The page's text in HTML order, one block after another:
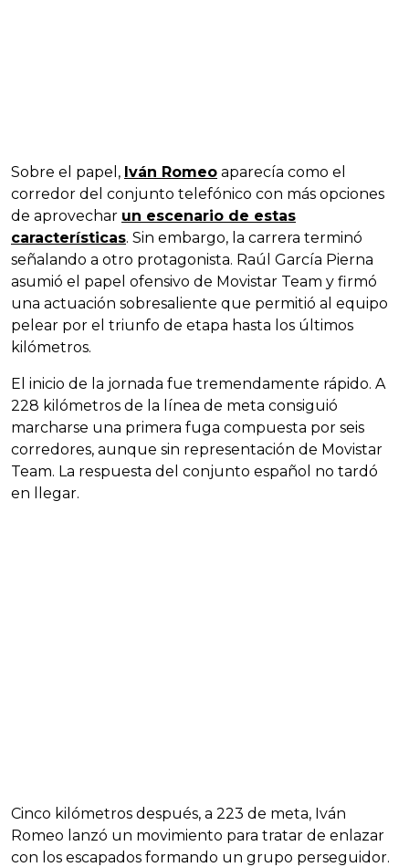
Sobre el papel, Iván Romeo aparecía como el
corredor del conjunto telefónico con más opciones
de aprovechar un escenario de estas
características. Sin embargo, la carrera terminó
señalando a otro protagonista. Raúl García Pierna
asumió el papel ofensivo de Movistar Team y firmó
una actuación sobresaliente que permitió al equipo
pelear por el triunfo de etapa hasta los últimos
kilómetros.
El inicio de la jornada fue tremendamente rápido. A
228 kilómetros de la línea de meta consiguió
marcharse una primera fuga compuesta por seis
corredores, aunque sin representación de Movistar
Team. La respuesta del conjunto español no tardó
en llegar.
Cinco kilómetros después, a 223 de meta, Iván
Romeo lanzó un movimiento para tratar de enlazar
con los escapados formando un grupo perseguidor.